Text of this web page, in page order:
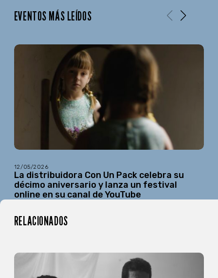
EVENTOS MÁS LEÍDOS
12/05/2026
La distribuidora Con Un Pack celebra su
décimo aniversario y lanza un festival
online en su canal de YouTube
RELACIONADOS